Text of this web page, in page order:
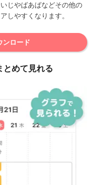
じやばあばなどその他の
しやすくなります。
ンロード
とめて見れる